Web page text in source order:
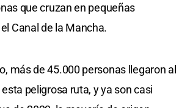
que cruzan en pequeñas
Canal de la Mancha.
más de 45.000 personas llegaron al
peligrosa ruta, y ya son casi